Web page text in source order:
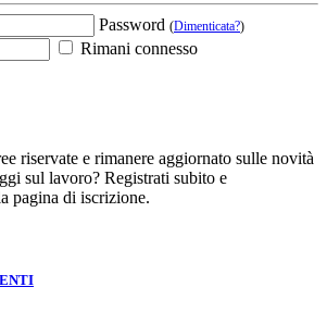
Password (Dimenticata?)
Rimani connesso
riservate e rimanere aggiornato sulle novità
sul lavoro? Registrati subito e
pagina di iscrizione.